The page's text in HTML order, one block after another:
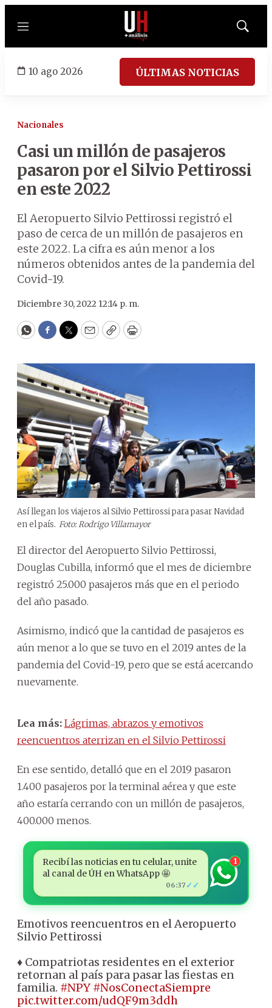
Menú
Mostrar
10 ago 2026 ÚLTIMAS NOTICIAS
Nacionales
Casi un millón de pasajeros
pasaron por el Silvio Pettirossi
en este 2022
El Aeropuerto Silvio Pettirossi registró el
paso de cerca de un millón de pasajeros en
este 2022. La cifra es aún menor a los
números obtenidos antes de la pandemia del
Covid-19.
Diciembre 30, 2022 12:14 p. m.
WhatsApp
Facebook
Twitter
EmailCopyPrint
Así llegan los viajeros al Silvio Pettirossi para pasar Navidad
en el país. Foto: Rodrigo Villamayor
El director del Aeropuerto Silvio Pettirossi,
Douglas Cubilla, informó que el mes de diciembre
registró 25.000 pasajeros más que en el periodo
del año pasado.
Asimismo, indicó que la cantidad de pasajeros es
aún menor a lo que se tuvo en el 2019 antes de la
pandemia del Covid-19, pero que se está acercando
nuevamente.
Lea más: Lágrimas, abrazos y emotivos
reencuentros aterrizan en el Silvio Pettirossi
En ese sentido, detalló que en el 2019 pasaron
1.400 pasajeros por la terminal aérea y que este
año estaría cerrando con un millón de pasajeros,
400.000 menos.
Recibí las noticias en tu celular, unite
al canal de ÚH en WhatsApp 🤩
06:37 ✓✓
1
Emotivos reencuentros en el Aeropuerto
Silvio Pettirossi
♦ Compatriotas residentes en el exterior
retornan al país para pasar las fiestas en
familia. #NPY #NosConectaSiempre
pic.twitter.com/udQF9m3ddh